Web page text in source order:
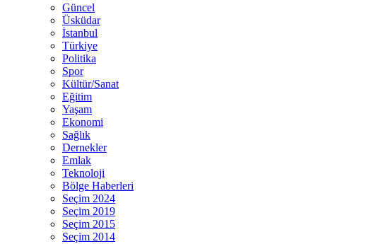
Güncel
Üsküdar
İstanbul
Türkiye
Politika
Spor
Kültür/Sanat
Eğitim
Yaşam
Ekonomi
Sağlık
Dernekler
Emlak
Teknoloji
Bölge Haberleri
Seçim 2024
Seçim 2019
Seçim 2015
Seçim 2014